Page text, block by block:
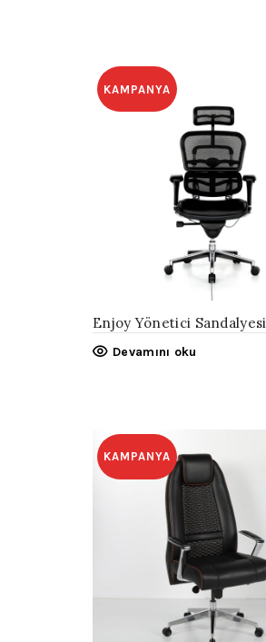
KAMPANYA
Enjoy Yönetici Sandalyesi
Devamını oku
KAMPANYA